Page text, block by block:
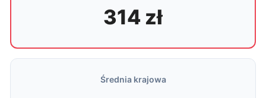
314 zł
Średnia krajowa